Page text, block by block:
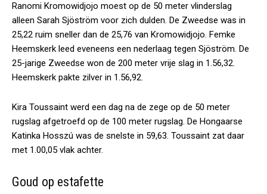
Ranomi Kromowidjojo moest op de 50 meter vlinderslag
alleen Sarah Sjöström voor zich dulden. De Zweedse was in
25,22 ruim sneller dan de 25,76 van Kromowidjojo. Femke
Heemskerk leed eveneens een nederlaag tegen Sjöström. De
25-jarige Zweedse won de 200 meter vrije slag in 1.56,32.
Heemskerk pakte zilver in 1.56,92.
Kira Toussaint werd een dag na de zege op de 50 meter
rugslag afgetroefd op de 100 meter rugslag. De Hongaarse
Katinka Hosszú was de snelste in 59,63. Toussaint zat daar
met 1.00,05 vlak achter.
Goud op estafette